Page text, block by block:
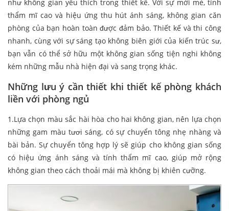
như không gian yêu thích trong thiết kế. Với sự mới mẻ, tính
thẩm mĩ cao và hiệu ứng thu hút ánh sáng, không gian căn
phòng của bạn hoàn toàn được đảm bảo. Thiết kế và thi công
nhanh, cùng với sự sáng tạo không biên giới của kiến trúc sư,
bạn vẫn có thể sở hữu một không gian sống tiện nghi không
kém những mẫu nhà hiện đại và sang trọng khác.
Những lưu ý cần thiết khi thiết kế phòng khách
liền với phòng ngủ
1.Lựa chọn màu sắc hài hòa cho hai không gian, nên lựa chọn
những gam màu tươi sáng, có sự chuyển tông nhẹ nhàng và
bài bản. Sự chuyển tông hợp lý sẽ giúp cho không gian sống
có hiệu ứng ánh sáng và tính thẩm mĩ cao, giúp mở rộng
không gian theo cách thoải mái mà không bị khiên cưỡng.